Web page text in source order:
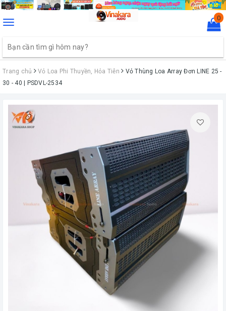
Toggle
0
Trang chủ Vỏ Loa Phi Thuyền, Hỏa Tiễn
Vỏ Thùng Loa Array Đơn LINE 25 -
30 - 40 | PSDVL-2534